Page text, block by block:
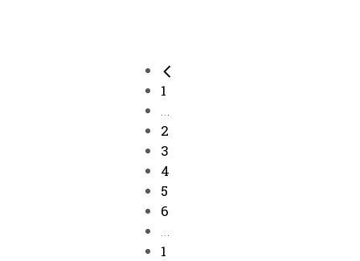
1
...
2
3
4
5
6
...
1